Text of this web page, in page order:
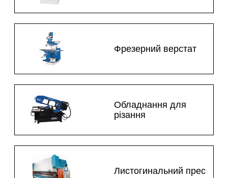
Фрезерний верстат
Обладнання для
різання
Листогинальний прес